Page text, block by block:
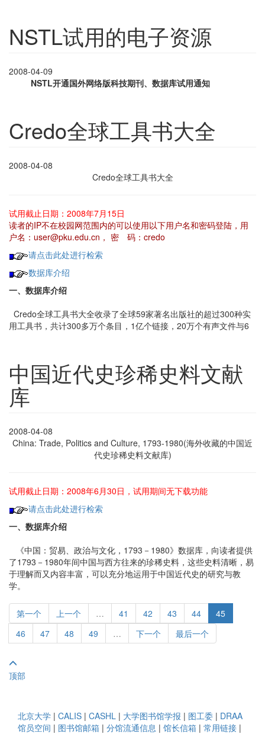
NSTL试用的电子资源
2008-04-09
NSTL开通国外网络版科技期刊、数据库试用通知
Credo全球工具书大全
2008-04-08
Credo全球工具书大全
试用截止日期：2008年7月15日
读者的IP不在校园网范围内的可以使用以下用户名和密码登陆，用
户名：user@pku.edu.cn， 密 码：credo
请点击此处进行检索
数据库介绍
一、数据库介绍
Credo全球工具书大全收录了全球59家著名出版社的超过300种实
用工具书，共计300多万个条目，1亿个链接，20万个有声文件与6
中国近代史珍稀史料文献
库
2008-04-08
China: Trade, Politics and Culture, 1793-1980(海外收藏的中国近
代史珍稀史料文献库)
试用截止日期：2008年6月30日，试用期间无下载功能
请点击此处进行检索
一、数据库介绍
《中国：贸易、政治与文化，1793－1980》数据库，向读者提供
了1793－1980年间中国与西方往来的珍稀史料，这些史料清晰，易
于理解而又内容丰富，可以充分地运用于中国近代史的研究与教
学。
第一个 上一个 … 41 42 43 44
45
46
47 48 49 … 下一个 最后一个
顶部
北京大学 | CALIS | CASHL | 大学图书馆学报 | 图工委 | DRAA
馆员空间 | 图书馆邮箱 | 分馆流通信息 | 馆长信箱 | 常用链接 |